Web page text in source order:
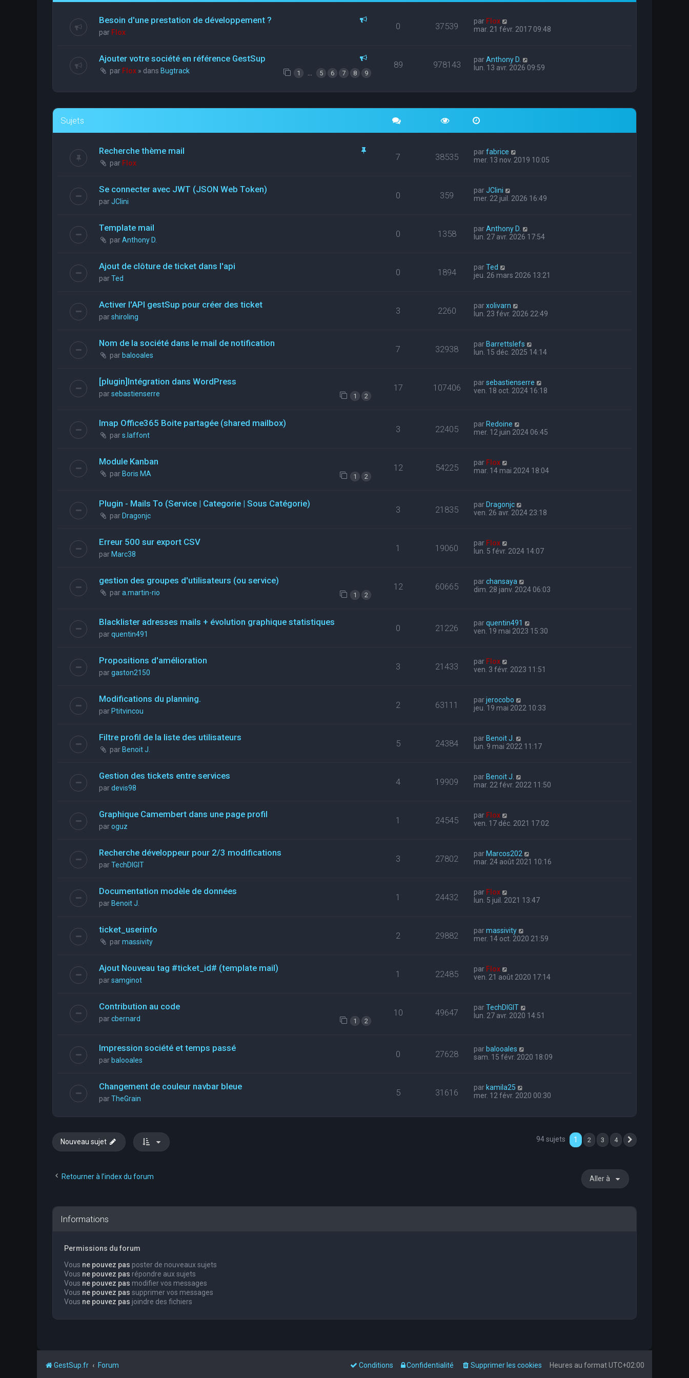
Besoin d'une prestation de développement ?
par Flox
0 37539 par Flox
mar. 21 févr. 2017 09:48
Ajouter votre société en référence GestSup
par Flox » dans Bugtrack 1 … 5 6 7 8 9
89 978143 parAnthony D.
lun. 13 avr. 2026 09:59
Sujets
Recherche thème mail
par Flox
7 38535 parfabrice
mer. 13 nov. 2019 10:05
Se connecter avec JWT (JSON Web Token)
parJClini
0 359 parJClini
mer. 22 juil. 2026 16:49
Template mail
parAnthony D.
0 1358 parAnthony D.
lun. 27 avr. 2026 17:54
Ajout de clôture de ticket dans l'api
parTed
0 1894 parTed
jeu. 26 mars 2026 13:21
Activer l'API gestSup pour créer des ticket
parshiroling
3 2260 parxolivarn
lun. 23 févr. 2026 22:49
Nom de la société dans le mail de notification
par balooales
7 32938 par Barrettslefs
lun. 15 déc. 2025 14:14
[plugin]Intégration dans WordPress
parsebastienserre 1 2
17 107406 parsebastienserre
ven. 18 oct. 2024 16:18
Imap Office365 Boite partagée (shared mailbox)
pars.laffont
3 22405 par Redoine
mer. 12 juin 2024 06:45
Module Kanban
par Boris MA 1 2
12 54225 par Flox
mar. 14 mai 2024 18:04
Plugin - Mails To (Service | Categorie | Sous Catégorie)
parDragonjc
3 21835 parDragonjc
ven. 26 avr. 2024 23:18
Erreur 500 sur export CSV
parMarc38
1 19060 par Flox
lun. 5 févr. 2024 14:07
gestion des groupes d'utilisateurs (ou service)
para.martin-rio 1 2
12 60665 parchansaya
dim. 28 janv. 2024 06:03
Blacklister adresses mails + évolution graphique statistiques
parquentin491
0 21226 parquentin491
ven. 19 mai 2023 15:30
Propositions d'amélioration
pargaston2150
3 21433 par Flox
ven. 3 févr. 2023 11:51
Modifications du planning.
par Ptitvincou
2 63111 parjerocobo
jeu. 19 mai 2022 10:33
Filtre profil de la liste des utilisateurs
par Benoit J.
5 24384 par Benoit J.
lun. 9 mai 2022 11:17
Gestion des tickets entre services
pardevis98
4 19909 par Benoit J.
mar. 22 févr. 2022 11:50
Graphique Camembert dans une page profil
paroguz
1 24545 par Flox
ven. 17 déc. 2021 17:02
Recherche développeur pour 2/3 modifications
parTechDIGIT
3 27802 par Marcos202
mar. 24 août 2021 10:16
Documentation modèle de données
par Benoit J.
1 24432 par Flox
lun. 5 juil. 2021 13:47
ticket_userinfo
parmassivity
2 29882 parmassivity
mer. 14 oct. 2020 21:59
Ajout Nouveau tag #ticket_id# (template mail)
parsamginot
1 22485 par Flox
ven. 21 août 2020 17:14
Contribution au code
parcbernard 1 2
10 49647 parTechDIGIT
lun. 27 avr. 2020 14:51
Impression société et temps passé
par balooales
0 27628 par balooales
sam. 15 févr. 2020 18:09
Changement de couleur navbar bleue
parTheGrain
5 31616 par kamila25
mer. 12 févr. 2020 00:30
Nouveau sujet 94 sujets 1 2 3 4
Retourner à l’index du forum Aller à
Informations
Permissions du forum
Vous ne pouvez pas poster de nouveaux sujets
Vous ne pouvez pas répondre aux sujets
Vous ne pouvez pas modifier vos messages
Vous ne pouvez pas supprimer vos messages
Vous ne pouvez pas joindre des fichiers
GestSup.fr Forum Heures au formatUTC+02:00
Supprimer les cookies
Confidentialité
Conditions